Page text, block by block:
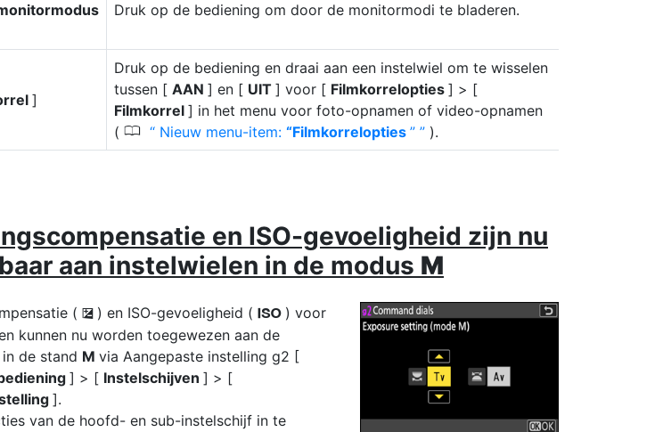
Druk op de bediening om door de monitormodi te bladeren.
]
Druk op de bediening en draai aan een instelwiel om te wisselen
tussen [ AAN ] en [ UIT ] voor [ Filmkorrelopties ] > [
Filmkorrel ] in het menu voor foto-opnamen of video-opnamen
( 0 Nieuw menu-item: “Filmkorrelopties ” ).
en ISO-gevoeligheid zijn nu
aan instelwielen in de modus M
( E ) en ISO-gevoeligheid ( S ) voor
kunnen nu worden toegewezen aan de
de stand M via Aangepaste instelling g2 [
] > [ Instelschijven ] > [
].
van de hoofd- en sub-instelschijf in te